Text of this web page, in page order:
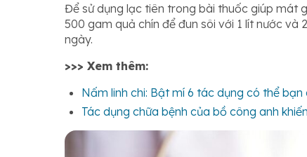
Để sử dụng lạc tiên trong bài thuốc giúp mát
500 gam quả chín để đun sôi với 1 lít nước và
ngày.
>>> Xem thêm:
Nấm linh chi: Bật mí 6 tác dụng có thể bạn
Tác dụng chữa bệnh của bồ công anh